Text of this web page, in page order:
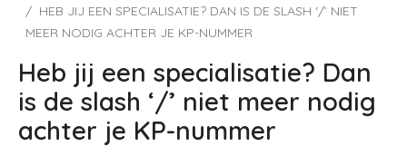
inhoud
HEB JIJ EEN SPECIALISATIE? DAN IS DE SLASH ‘/’ NIET
MEER NODIG ACHTER JE KP-NUMMER
Heb jij een specialisatie? Dan
is de slash ‘/’ niet meer nodig
achter je KP-nummer